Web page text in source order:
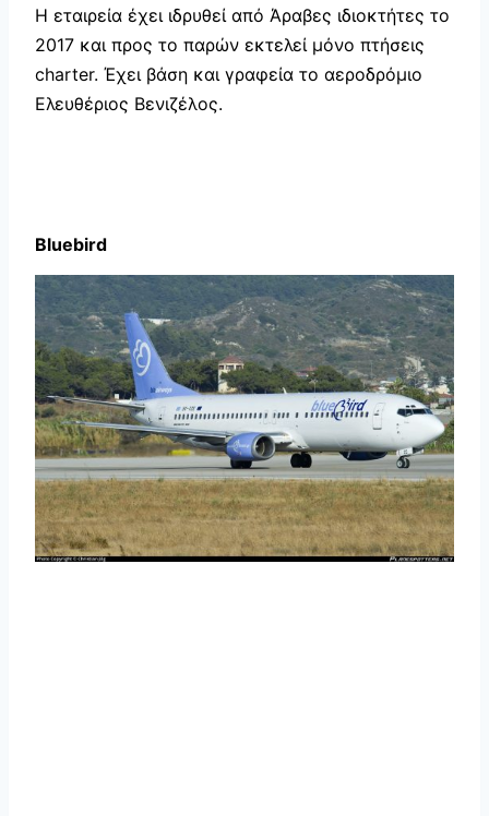
Η εταιρεία έχει ιδρυθεί από Άραβες ιδιοκτήτες το
2017 και προς το παρών εκτελεί μόνο πτήσεις
charter. Έχει βάση και γραφεία το αεροδρόμιο
Ελευθέριος Βενιζέλος.
Bluebird